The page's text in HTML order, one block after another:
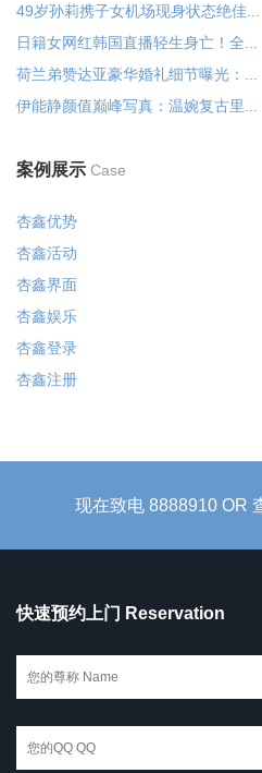
49岁孙莉携子女机场现身状态绝佳...
日籍女网红韩国直播轻生身亡！全...
荷兰弟赞达亚豪华婚礼细节曝光：...
伊能静颜值巅峰写真：温婉复古里...
案例展示 Case
杏鑫优势
杏鑫活动
杏鑫界面
杏鑫娱乐
杏鑫登录
杏鑫注册
现在致电 8888910 OR
快速预约上门 Reservation